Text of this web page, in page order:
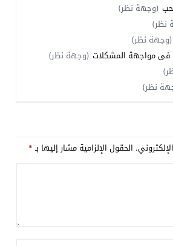
(وجهة نظر)
نظر)
(وجهة نظر)
في مواجهة المشكلات (وجهة نظر)
نظر)
الحقول الإلزامية مشار إليها بـ*